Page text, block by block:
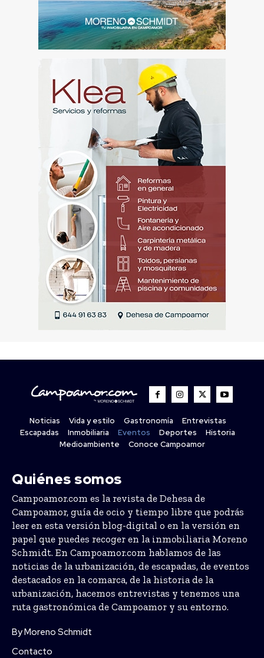
Noticias Vida y estilo Gastronomía
Entrevistas
Escapadas
Inmobiliaria Eventos Deportes
Historia
Medioambiente
Conoce Campoamor
Quiénes somos
Campoamor.com es la revista de Dehesa de
Campoamor, guía de ocio y tiempo libre que podrás
leer en esta versión blog-digital o en la versión en
papel que puedes recoger en la inmobiliaria Moreno
Schmidt. En Campoamor.com hablamos de las
noticias de la urbanización, de escapadas, de eventos
destacados en la comarca, de la historia de la
urbanización, hacemos entrevistas y tenemos una
ruta gastronómica de Campoamor y su entorno.
By Moreno Schmidt
Contacto